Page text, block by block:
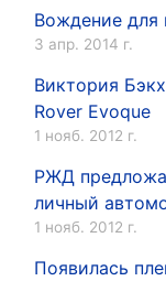
Вождение для
3 апр. 2014 г.
Виктория
Rover Evoque
1 нояб. 2012 г.
РЖД
личный
1 нояб. 2012 г.
Появилась